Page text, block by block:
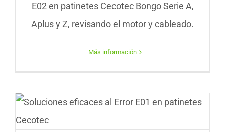
E02 en patinetes Cecotec Bongo Serie A,
Aplus y Z, revisando el motor y cableado.
Más información